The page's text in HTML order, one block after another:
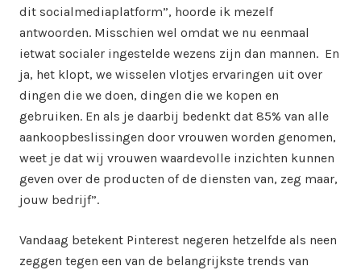
dit socialmediaplatform”, hoorde ik mezelf
antwoorden. Misschien wel omdat we nu eenmaal
ietwat socialer ingestelde wezens zijn dan mannen. En
ja, het klopt, we wisselen vlotjes ervaringen uit over
dingen die we doen, dingen die we kopen en
gebruiken. En als je daarbij bedenkt dat 85% van alle
aankoopbeslissingen door vrouwen worden genomen,
weet je dat wij vrouwen waardevolle inzichten kunnen
geven over de producten of de diensten van, zeg maar,
jouw bedrijf”.
Vandaag betekent Pinterest negeren hetzelfde als neen
zeggen tegen een van de belangrijkste trends van